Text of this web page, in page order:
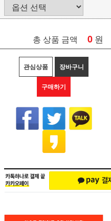
총 상품 금액 0 원
관심상품 장바구니
구매하기